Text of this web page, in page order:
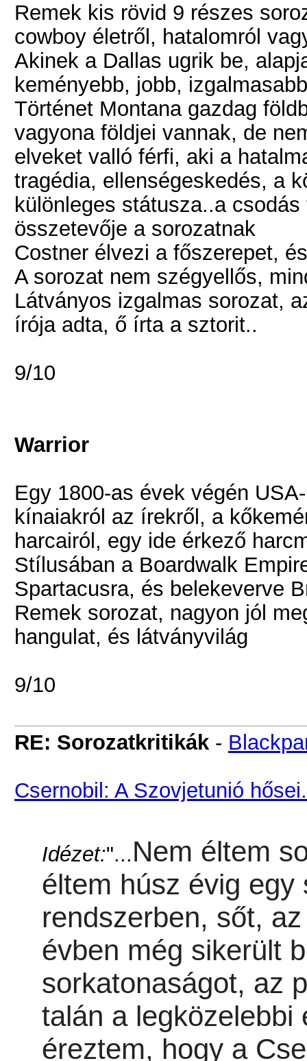
Remek kis rövid 9 részes
cowboy életről, hatalomról
Akinek a Dallas ugrik be,
keményebb, jobb,
Történet Montana gazdag
vagyona földjei vannak, de
elveket valló férfi, aki a
tragédia, ellenségeskedés, a
különleges státusza..a
összetevője a sorozatnak
Costner élvezi a főszerepet,
A sorozat nem szégyellős,
Látványos izgalmas sorozat,
írója adta, ő írta a sztorit..
9/10
Warrior
Egy 1800-as évek végén
kínaiakról az írekről, a
harcairól, egy ide érkező
Stílusában a Boardwalk
Spartacusra, és belekeverve
Remek sorozat, nagyon jól
hangulat, és látványvilág
9/10
RE: Sorozatkritikák -
Csernobil: A Szovjetunió
Idézet:"...Nem éltem
éltem húsz évig
rendszerben, sőt,
évben még sikerült
sorkatonaságot, az
talán a legközelebbi
éreztem, hogy a